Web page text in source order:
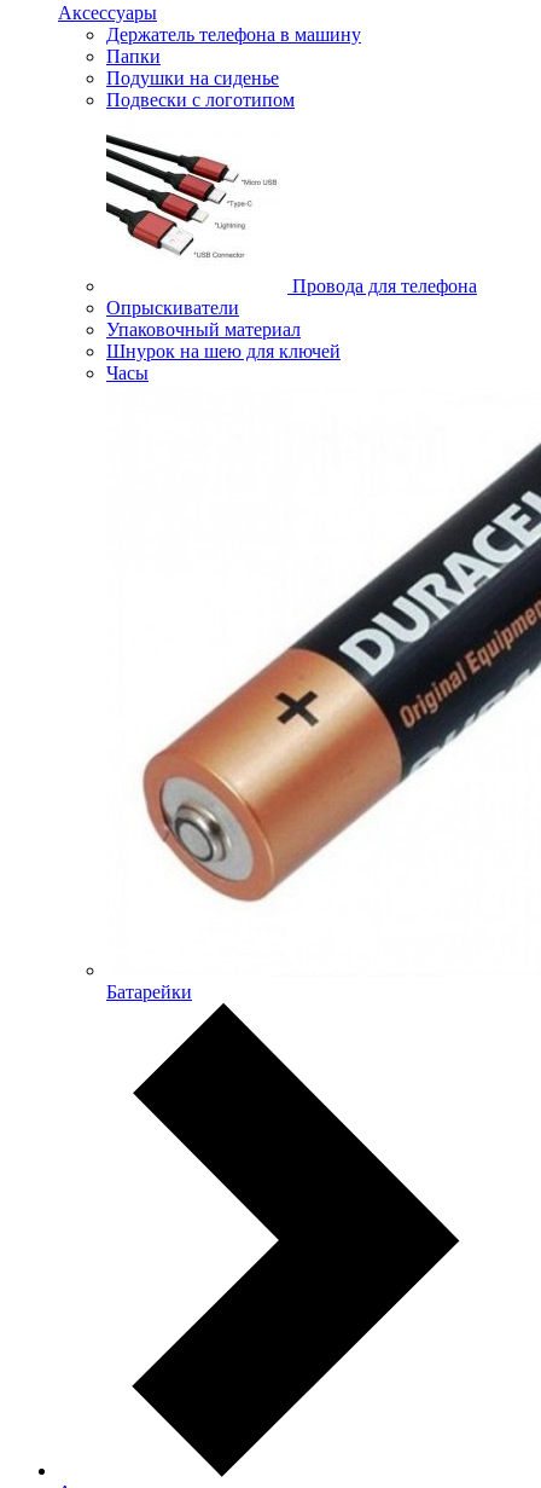
Аксессуары
Держатель телефона в машину
Папки
Подушки на сиденье
Подвески с логотипом
Провода для телефона
Опрыскиватели
Упаковочный материал
Шнурок на шею для ключей
Часы
Батарейки